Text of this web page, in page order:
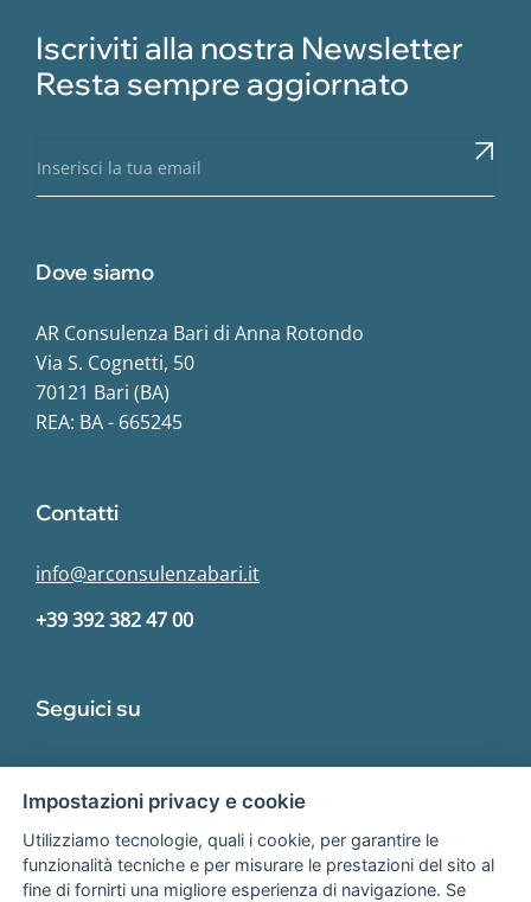
Iscriviti alla nostra Newsletter
Resta sempre aggiornato
Dove siamo
AR Consulenza Bari di Anna Rotondo
Via S. Cognetti, 50
70121 Bari (BA)
REA: BA - 665245
Contatti
+39 392 382 47 00
info@arconsulenzabari.it
Seguici su
Impostazioni privacy e cookie
Utilizziamo tecnologie, quali i cookie, per garantire le
funzionalità tecniche e per misurare le prestazioni del sito al
fine di fornirti una migliore esperienza di navigazione. Se